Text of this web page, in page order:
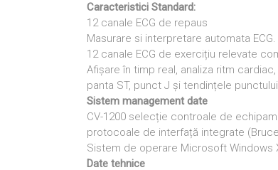
Caracteristici Standard:
12 canale ECG de repaus
Masurare si interpretare automata ECG.
12 canale ECG de exercițiu relevate
Afișare în timp real, analiza ritm
panta ST, punct J și tendințele punctului
Sistem management date
CV-1200 selecție controale de
protocoale de interfață integrate
Sistem de operare Microsoft Windows
Date tehnice